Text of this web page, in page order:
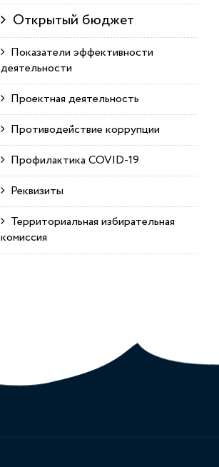
Открытый бюджет
Показатели эффективности
деятельности
Проектная деятельность
Противодействие коррупции
Профилактика COVID-19
Реквизиты
Территориальная избирательная
комиссия